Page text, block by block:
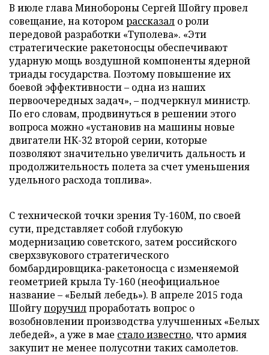
В июле глава Минобороны Сергей Шойгу провел
совещание, на которомрассказал о роли
передовой разработки «Туполева». «Эти
стратегические ракетоносцы обеспечивают
ударную мощь воздушной компоненты ядерной
триады государства. Поэтому повышение их
боевой эффективности – одна из наших
первоочередных задач», – подчеркнул министр.
По его словам, продвинуться в решении этого
вопроса можно «установив на машины новые
двигатели НК-32 второй серии, которые
позволяют значительно увеличить дальность и
продолжительность полета за счет уменьшения
удельного расхода топлива».
С технической точки зрения Ту-160М, по своей
сути, представляет собой глубокую
модернизацию советского, затем российского
сверхзвукового стратегического
бомбардировщика-ракетоносца с изменяемой
геометрией крыла Ту-160 (неофициальное
название – «Белый лебедь»). В апреле 2015 года
Шойгупоручилпроработать вопрос о
возобновлении производства улучшенных «Белых
лебедей», а уже в мае стало известно, что армия
закупит не менее полусотни таких самолетов.